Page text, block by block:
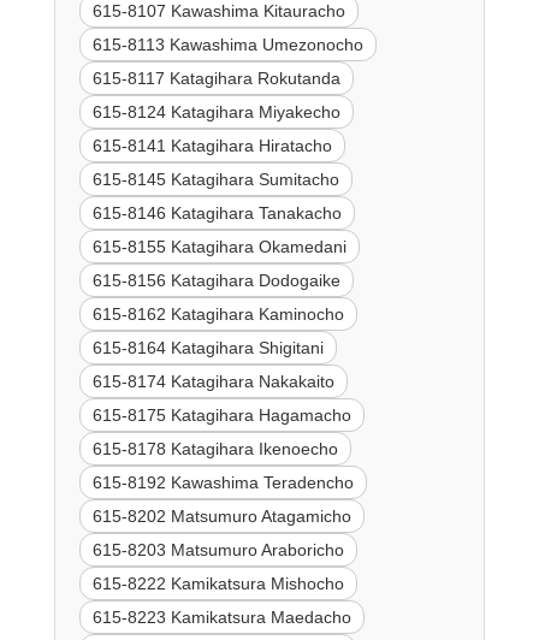
615-8107 Kawashima Kitauracho
615-8113 Kawashima Umezonocho
615-8117 Katagihara Rokutanda
615-8124 Katagihara Miyakecho
615-8141 Katagihara Hiratacho
615-8145 Katagihara Sumitacho
615-8146 Katagihara Tanakacho
615-8155 Katagihara Okamedani
615-8156 Katagihara Dodogaike
615-8162 Katagihara Kaminocho
615-8164 Katagihara Shigitani
615-8174 Katagihara Nakakaito
615-8175 Katagihara Hagamacho
615-8178 Katagihara Ikenoecho
615-8192 Kawashima Teradencho
615-8202 Matsumuro Atagamicho
615-8203 Matsumuro Araboricho
615-8222 Kamikatsura Mishocho
615-8223 Kamikatsura Maedacho